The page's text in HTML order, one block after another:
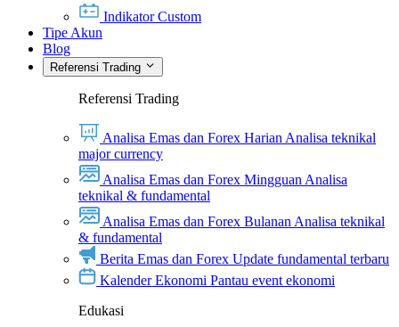
Indikator Custom
Tipe Akun
Blog
Referensi Trading
Referensi Trading
Analisa Emas dan Forex Harian Analisa teknikal
major currency
Analisa Emas dan Forex Mingguan Analisa
teknikal & fundamental
Analisa Emas dan Forex Bulanan Analisa teknikal
& fundamental
Berita Emas dan Forex Update fundamental terbaru
Kalender Ekonomi Pantau event ekonomi
Edukasi